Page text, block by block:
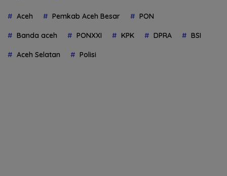
Aceh Pemkab Aceh Besar PON
Banda aceh PONXXI KPK DPRA BSI
Aceh Selatan Polisi